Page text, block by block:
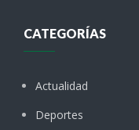
CATEGORÍAS
Actualidad
Deportes